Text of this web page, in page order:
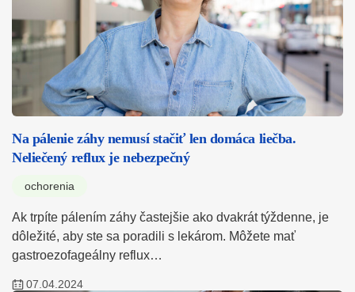
Na pálenie záhy nemusí stačiť len domáca liečba.
Neliečený reflux je nebezpečný
ochorenia
Ak trpíte pálením záhy častejšie ako dvakrát týždenne, je
dôležité, aby ste sa poradili s lekárom. Môžete mať
gastroezofageálny reflux…
07.04.2024